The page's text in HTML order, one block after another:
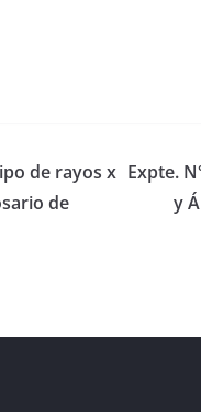
de rayos x
de
Expte.
y